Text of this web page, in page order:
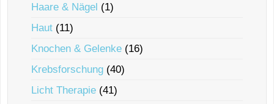
Haare & Nägel (1)
Haut (11)
Knochen & Gelenke (16)
Krebsforschung (40)
Licht Therapie (41)